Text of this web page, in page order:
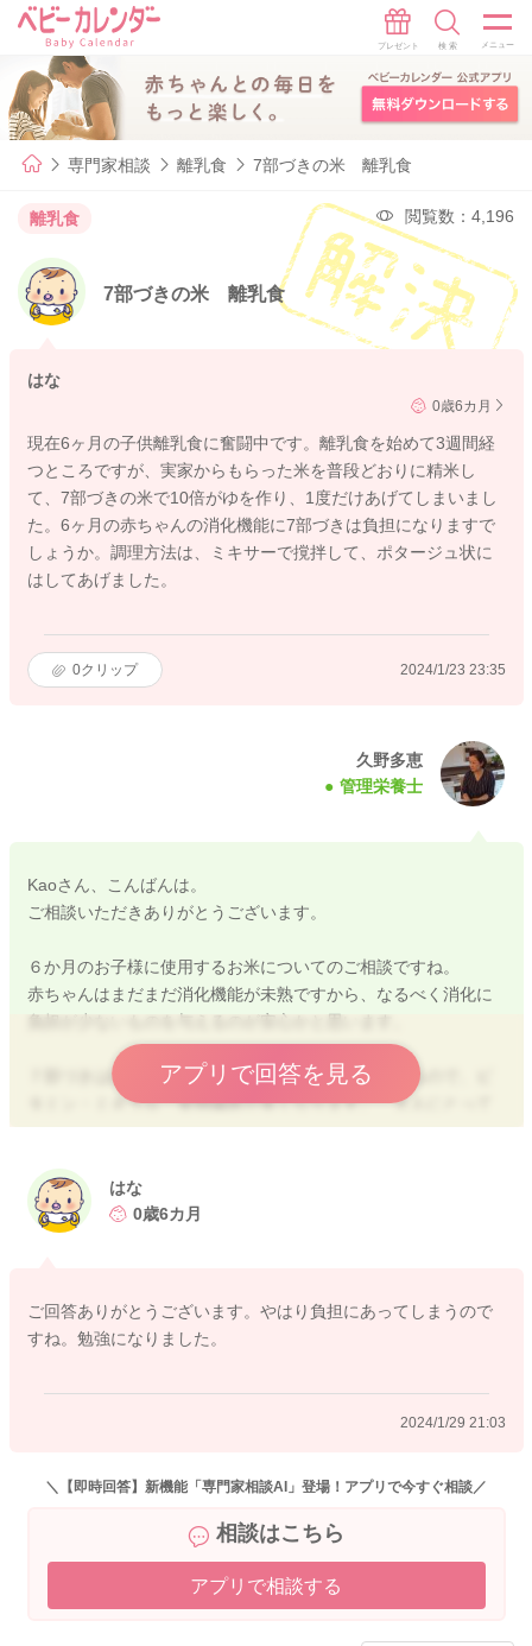
専門家相談 離乳食 7部づきの米 離乳食
離乳食 閲覧数：4,196
7部づきの米 離乳食
はな
0歳6カ月
現在6ヶ月の子供離乳食に奮闘中です。離乳食を始めて3週間経
つところですが、実家からもらった米を普段どおりに精米し
て、7部づきの米で10倍がゆを作り、1度だけあげてしまいまし
た。6ヶ月の赤ちゃんの消化機能に7部づきは負担になりますで
しょうか。調理方法は、ミキサーで撹拌して、ポタージュ状に
はしてあげました。
0クリップ 2024/1/23 23:35
久野多恵
管理栄養士
Kaoさん、こんばんは。
ご相談いただきありがとうございます。
６か月のお子様に使用するお米についてのご相談ですね。
赤ちゃんはまだまだ消化機能が未熟ですから、なるべく消化に
７部づきは白米に近いですが、胚芽や胚乳が多少残るので、ビ
タミン・ミネラル・食物繊維が多くなります。 大人にとって
は栄養価が高いので、良い物であっても、赤ちゃんにとっては
あげるとより安心かと思いますよ。
アプリで回答を見る
2024/1/26 0:00
はな
0歳6カ月
ご回答ありがとうございます。やはり負担にあってしまうので
すね。勉強になりました。
2024/1/29 21:03
＼【即時回答】新機能「専門家相談AI」登場！アプリで今すぐ相談／
相談はこちら
アプリで相談する